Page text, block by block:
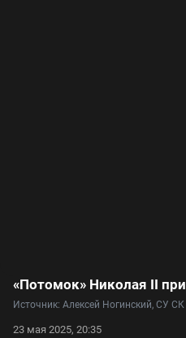
Источник: Алексей Ногинский, СУ
23 мая 2025, 20:35